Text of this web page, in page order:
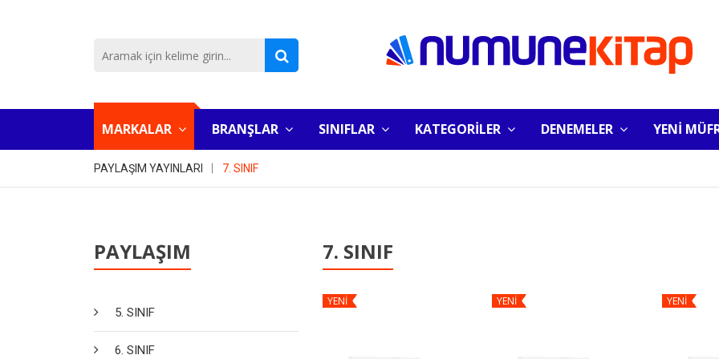
MARKALAR BRANŞLAR SINIFLAR KATEGORİLER DENEMELER YENİ
PAYLAŞIM YAYINLARI 7. SINIF
PAYLAŞIM
5. SINIF
6. SINIF
7. SINIF
YENİ YENİ YENİ